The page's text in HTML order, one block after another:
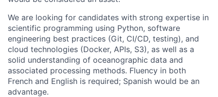
We are looking for candidates with strong expertise in
scientific programming using Python, software
engineering best practices (Git, CI/CD, testing), and
cloud technologies (Docker, APIs, S3), as well as a
solid understanding of oceanographic data and
associated processing methods. Fluency in both
French and English is required; Spanish would be an
advantage.